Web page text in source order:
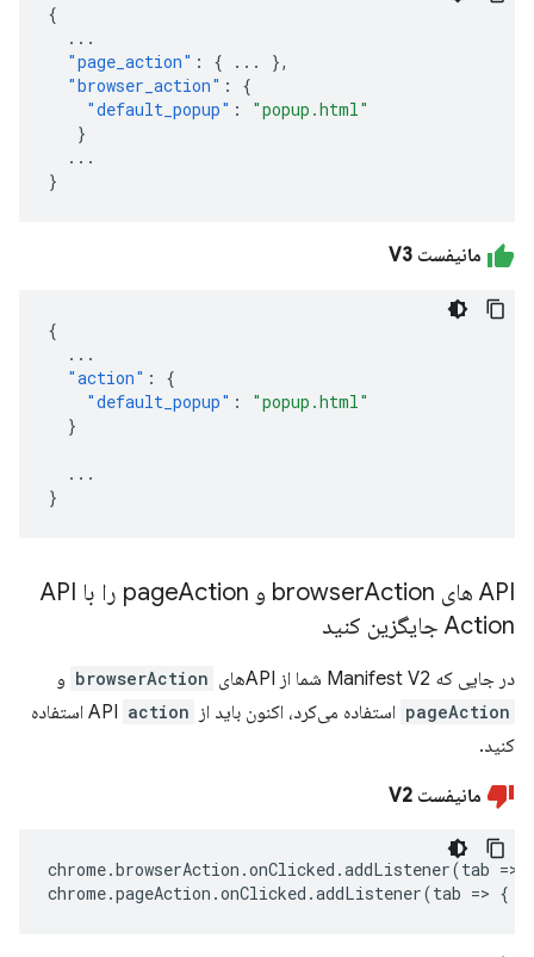
{
...
"page_action" : { ...
},
"browser_action" :
{
"default_popup" :
"popup.html"
}
...
}
مانیفست V3
{
...
"action" :
{
"default_popup" :
"popup.html"
}
...
}
API های browser Action و page
Action را با API
Action جایگزین کنید
در جایی که Manifest V2 شما از APIهای browserAction و
pageAction استفاده می‌کرد، اکنون باید از API action
استفاده
کنید.
مانیفست V2
chrome.browserAction .onClicked .addListener(tab =>
chrome.pageAction .onClicked .addListener(tab => {